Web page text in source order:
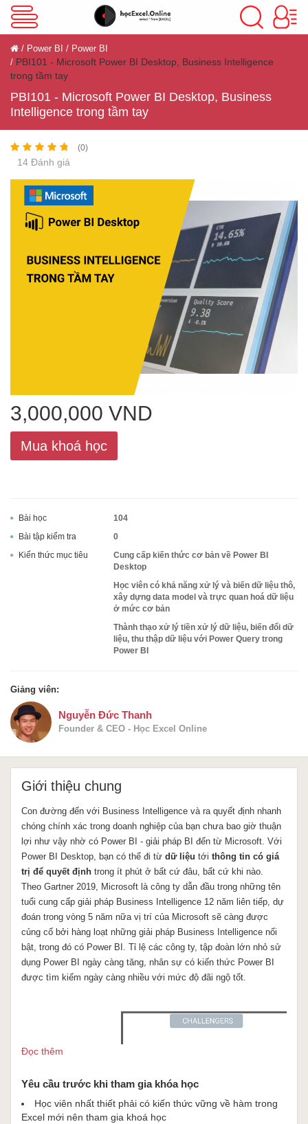
VBA Excel
Excel Cơ Bản
Excel Kế Toán
Powerpoint
Word
Power BI Power BI
PBI101 - Microsoft Power BI Desktop, Business Intelligence
trong tầm tay
PBI101 - Microsoft Power BI Desktop, Business
Intelligence trong tầm tay
(0)
14 Đánh giá
3,000,000 VND
Mua khoá học
Bài học
104
Bài tập kiểm tra
0
Kiến thức mục tiêu
Cung cấp kiến thức cơ bản về Power BI
Desktop
Học viên có khả năng xử lý và biến dữ liệu thô,
xây dựng data model và trực quan hoá dữ liệu
ở mức cơ bản
Thành thạo xử lý tiền xử lý dữ liệu, biến đổi dữ
liệu, thu thập dữ liệu với Power Query trong
Power BI
Giảng viên:
Nguyễn Đức Thanh
Founder & CEO - Học Excel Online
Giới thiệu chung
Con đường đến với Business Intelligence và ra quyết định nhanh
chóng chính xác trong doanh nghiệp của bạn chưa bao giờ thuận
lợi như vậy nhờ có Power BI - giải pháp BI đến từ Microsoft. Với
Power BI Desktop, bạn có thể đi từ dữ liệu tới thông tin có giá
trị để quyết định trong ít phút ở bất cứ đâu, bất cứ khi nào.
Theo Gartner 2019, Microsoft là công ty dẫn đầu trong những tên
tuổi cung cấp giải pháp Business Intelligence 12 năm liên tiếp, dự
đoán trong vòng 5 năm nữa vị trí của Microsoft sẽ càng được
củng cố bởi hàng loạt những giải pháp Business Intelligence nổi
bật, trong đó có Power BI. Tỉ lệ các công ty, tập đoàn lớn nhỏ sử
dụng Power BI ngày càng tăng, nhân sự có kiến thức Power BI
được tìm kiếm ngày càng nhiều với mức độ đãi ngộ tốt.
Đọc thêm
Yêu cầu trước khi tham gia khóa học
Học viên nhất thiết phải có kiến thức vững về hàm trong
Excel mới nên tham gia khoá học